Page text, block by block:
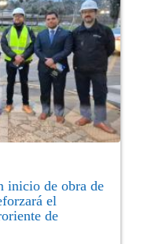
inicio de obra de
el
de